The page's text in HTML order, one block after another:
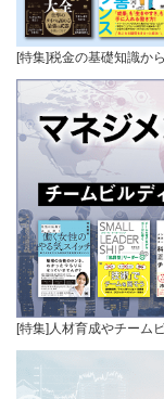
[特集]税金の基礎知識か
[特集]人材育成やチーム